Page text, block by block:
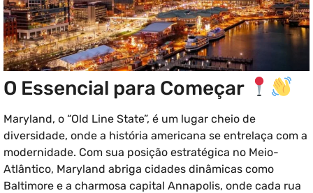
O Essencial para Começar
Maryland, o “Old Line State”, é um lugar cheio de
diversidade, onde a história americana se entrelaça com a
modernidade. Com sua posição estratégica no Meio-
Atlântico, Maryland abriga cidades dinâmicas como
Baltimore e a charmosa capital Annapolis, onde cada rua